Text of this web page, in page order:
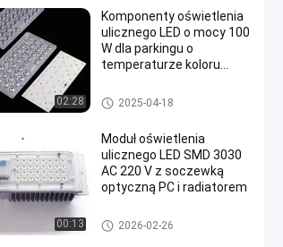
02:28
Komponenty oświetlenia
ulicznego LED o mocy 100
W dla parkingu o
temperaturze koloru
Komponenty oświetlenia ulicz
nego LED
2025-04-18
00:13
Moduł oświetlenia
ulicznego LED SMD 3030
AC 220 V z soczewką
optyczną PC i radiatorem
Komponenty oświetlenia ulicz
nego LED
2026-02-26